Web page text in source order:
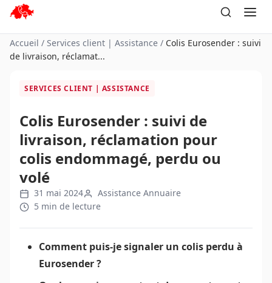
Aller
contenu
Accueil / Services client | Assistance / Colis Eurosender : suivi
de livraison, réclamat...
SERVICES CLIENT | ASSISTANCE
Colis Eurosender : suivi de
livraison, réclamation pour
colis endommagé, perdu ou
volé
31 mai 2024
Assistance Annuaire
5 min de lecture
Comment puis-je signaler un colis perdu à
Eurosender ?